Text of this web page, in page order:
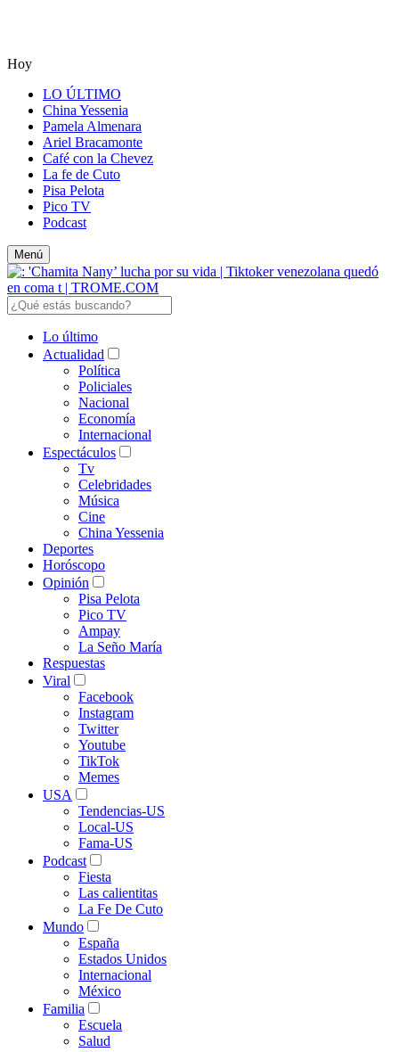
Hoy
LO ÚLTIMO
China Yessenia
Pamela Almenara
Ariel Bracamonte
Café con la Chevez
La fe de Cuto
Pisa Pelota
Pico TV
Podcast
Menú
Lo último
Actualidad
Política
Policiales
Nacional
Economía
Internacional
Espectáculos
Tv
Celebridades
Música
Cine
China Yessenia
Deportes
Horóscopo
Opinión
Pisa Pelota
Pico TV
Ampay
La Seño María
Respuestas
Viral
Facebook
Instagram
Twitter
Youtube
TikTok
Memes
USA
Tendencias-US
Local-US
Fama-US
Podcast
Fiesta
Las calientitas
La Fe De Cuto
Mundo
España
Estados Unidos
Internacional
México
Familia
Escuela
Salud